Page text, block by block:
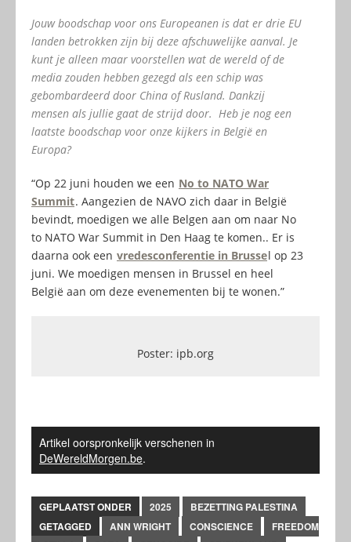
Jouw boodschap voor ons Europeanen is dat er drie EU
landen betrokken zijn bij deze afschuwelijke aanval. Je
kunt je alleen maar voorstellen wat de wereld of de
media zouden hebben gezegd als een schip was
gebombardeerd door China of Rusland. Dankzij
mensen als jullie gaat de strijd door. Heb je nog een
laatste boodschap voor onze kijkers in België en
Europa?
“Op 22 juni houden we een No to NATO War
Summit. Aangezien de NAVO zich daar in België
bevindt, moedigen we alle Belgen aan om naar No
to NATO War Summit in Den Haag te komen.. Er is
daarna ook een vredesconferentie in Brussel op 23
juni. We moedigen mensen in Brussel en heel
België aan om deze evenementen bij te wonen.”
Poster: ipb.org
Artikel oorspronkelijk verschenen in
DeWereldMorgen.be.
GEPLAATST ONDER 2025
BEZETTING PALESTINA
GETAGGED
ANN WRIGHT CONSCIENCE
FREEDOM